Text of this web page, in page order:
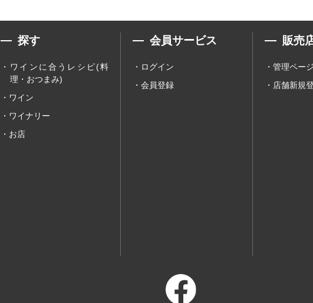
探す
ワインに合うレシピ(料
理・おつまみ)
ワイン
ワイナリー
お店
会員サービス
ログイン
会員登録
販売
管理ペー
店舗新規